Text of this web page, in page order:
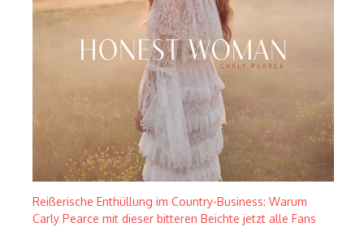
Reißerische Enthüllung im Country-Business: Warum
Carly Pearce mit dieser bitteren Beichte jetzt alle Fans